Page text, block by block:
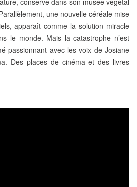
une nouvelle céréale mise
apparaît comme la solution miracle
le monde. Mais la catastrophe n’est
passionnant avec les voix deJosiane
. Des places de cinéma et des livres